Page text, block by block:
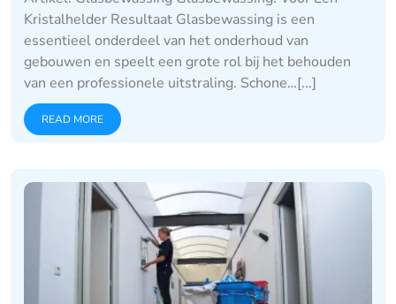
Kristalhelder Resultaat Glasbewassing is een
essentieel onderdeel van het onderhoud van
gebouwen en speelt een grote rol bij het behouden
van een professionele uitstraling. Schone…[...]
READ MORE